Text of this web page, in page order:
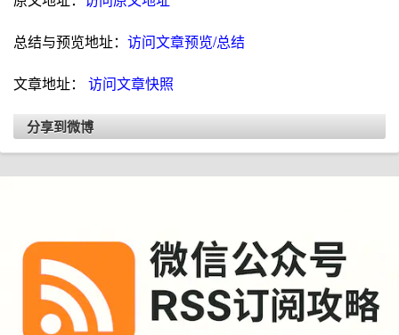
总结与预览地址： 访问文章预览/总结
文章地址： 访问文章快照
分享到微博